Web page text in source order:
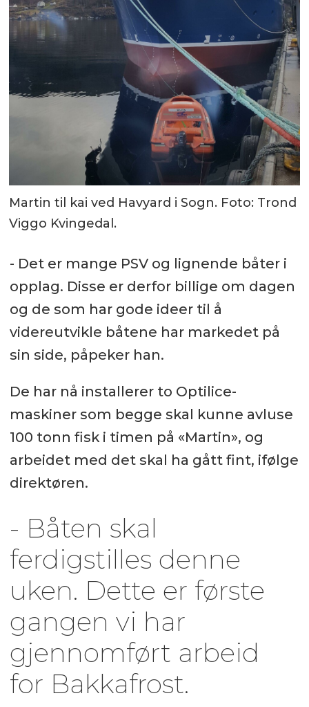
Martin til kai ved Havyard i Sogn. Foto: Trond
Viggo Kvingedal.
- Det er mange PSV og lignende båter i
opplag. Disse er derfor billige om dagen
og de som har gode ideer til å
videreutvikle båtene har markedet på
sin side, påpeker han.
De har nå installerer to Optilice-
maskiner som begge skal kunne avluse
100 tonn fisk i timen på «Martin», og
arbeidet med det skal ha gått fint, ifølge
direktøren.
- Båten skal
ferdigstilles denne
uken. Dette er første
gangen vi har
gjennomført arbeid
for Bakkafrost.